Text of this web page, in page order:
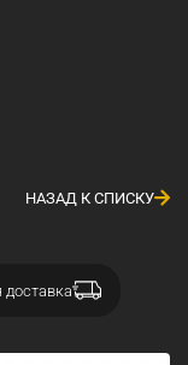
НАЗАД К СПИСКУ
доставка